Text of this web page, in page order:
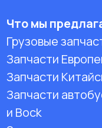
Что мы
Грузовые
Запчасти
Запчасти
Запчасти
и Bock